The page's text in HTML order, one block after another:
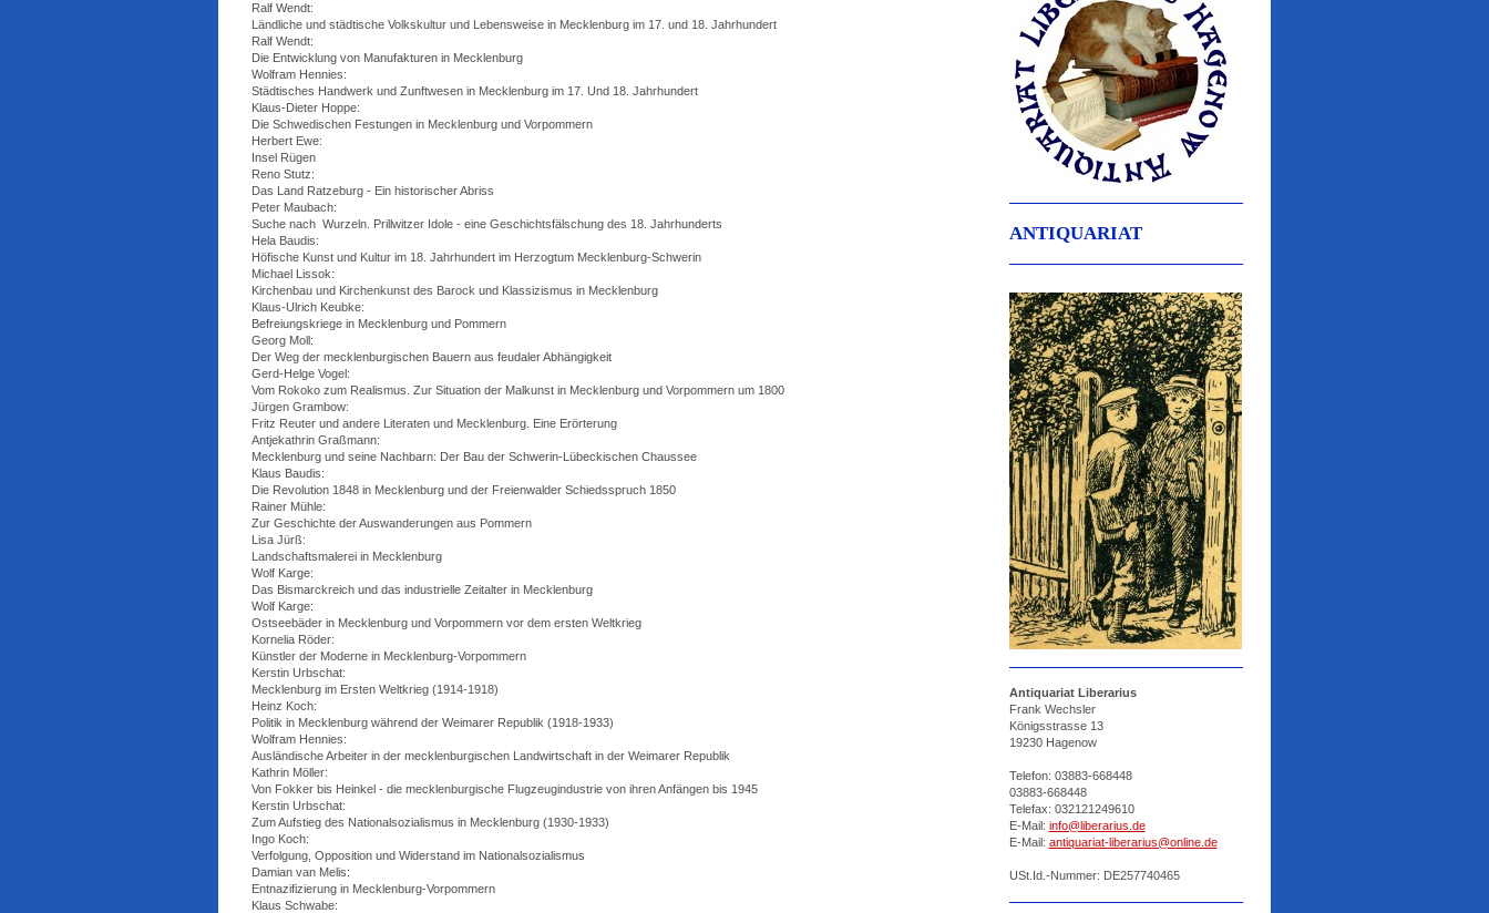
Ralf Wendt:
Ländliche und städtische Volkskultur und Lebensweise in Mecklenburg im 17. und 18. Jahrhundert
Ralf Wendt:
Die Entwicklung von Manufakturen in Mecklenburg
Wolfram Hennies:
Städtisches Handwerk und Zunftwesen in Mecklenburg im 17. Und 18. Jahrhundert
Klaus-Dieter Hoppe:
Die Schwedischen Festungen in Mecklenburg und Vorpommern
Herbert Ewe:
Insel Rügen
Reno Stutz:
Das Land Ratzeburg - Ein historischer Abriss
Peter Maubach:
Suche nach Wurzeln. Prillwitzer Idole - eine Geschichtsfälschung des 18. Jahrhunderts
Hela Baudis:
Höfische Kunst und Kultur im 18. Jahrhundert im Herzogtum Mecklenburg-Schwerin
Michael Lissok:
Kirchenbau und Kirchenkunst des Barock und Klassizismus in Mecklenburg
Klaus-Ulrich Keubke:
Befreiungskriege in Mecklenburg und Pommern
Georg Moll:
Der Weg der mecklenburgischen Bauern aus feudaler Abhängigkeit
Gerd-Helge Vogel:
Vom Rokoko zum Realismus. Zur Situation der Malkunst in Mecklenburg und Vorpommern um 1800
Jürgen Grambow:
Fritz Reuter und andere Literaten und Mecklenburg. Eine Erörterung
Antjekathrin Graßmann:
Mecklenburg und seine Nachbarn: Der Bau der Schwerin-Lübeckischen Chaussee
Klaus Baudis:
Die Revolution 1848 in Mecklenburg und der Freienwalder Schiedsspruch 1850
Rainer Mühle:
Zur Geschichte der Auswanderungen aus Pommern
Lisa Jürß:
Landschaftsmalerei in Mecklenburg
Wolf Karge:
Das Bismarckreich und das industrielle Zeitalter in Mecklenburg
Wolf Karge:
Ostseebäder in Mecklenburg und Vorpommern vor dem ersten Weltkrieg
Kornelia Röder:
Künstler der Moderne in Mecklenburg-Vorpommern
Kerstin Urbschat:
Mecklenburg im Ersten Weltkrieg (1914-1918)
Heinz Koch:
Politik in Mecklenburg während der Weimarer Republik (1918-1933)
Wolfram Hennies:
Ausländische Arbeiter in der mecklenburgischen Landwirtschaft in der Weimarer Republik
Kathrin Möller:
Von Fokker bis Heinkel - die mecklenburgische Flugzeugindustrie von ihren Anfängen bis 1945
Kerstin Urbschat:
Zum Aufstieg des Nationalsozialismus in Mecklenburg (1930-1933)
Ingo Koch:
Verfolgung, Opposition und Widerstand im Nationalsozialismus
Damian van Melis:
Entnazifizierung in Mecklenburg-Vorpommern
Klaus Schwabe:
ANTIQUARIAT
Antiquariat Liberarius
Frank Wechsler
Königsstrasse 13
19230 Hagenow
Telefon: 03883-668448
03883-668448
Telefax: 032121249610
E-Mail: info@liberarius.de
E-Mail: antiquariat-liberarius@online.de
USt.Id.-Nummer: DE257740465